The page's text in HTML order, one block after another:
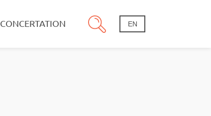
CONCERTATION EN